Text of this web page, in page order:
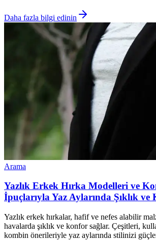
Daha fazla bilgi edinin
Arama
Yazlık Erkek Hırka Modelleri ve
İpuçlarıyla Yaz Aylarında Şıklık ve
Yazlık erkek hırkalar, hafif ve nefes alabilir
havalarda şıklık ve konfor sağlar. Çeşitleri,
kombin önerileriyle yaz aylarında stilinizi